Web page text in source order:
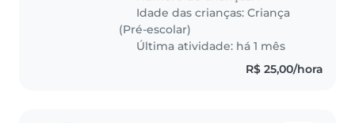
Idade das crianças:Criança
(Pré-escolar)
Última atividade: há 1 mês
R$ 25,00/hora